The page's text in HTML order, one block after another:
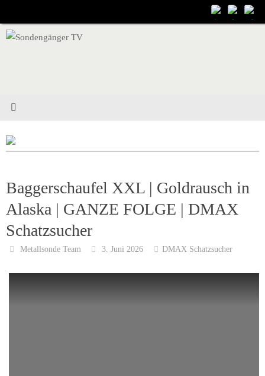
Inhalt
springen
Baggerschaufel XXL | Goldrausch in
Alaska | GANZE FOLGE | DMAX
Schatzsucher
Metallsonde Team 3. Juni 2026 DMAX Schatzsucher